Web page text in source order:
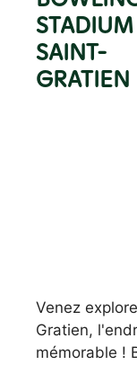
STADIUM
SAINT-
GRATIEN
Venez
Gratien,
mémorable !